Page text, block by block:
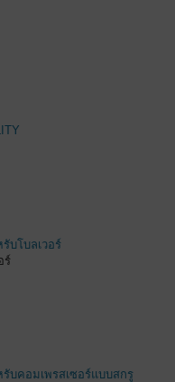
บโบลเวอร์
ร์
รับคอมเพรสเซอร์แบบสกรู